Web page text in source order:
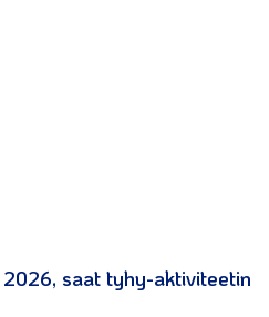
saat tyhy-aktiviteetin